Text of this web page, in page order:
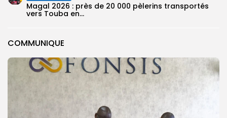
COMMUNIQUE
Magal 2026 : près de 20 000 pèlerins transportés
vers Touba en...